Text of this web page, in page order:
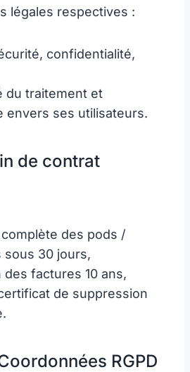
légales respectives :
confidentialité,
du traitement et
envers ses utilisateurs.
de contrat
des pods /
sous 30 jours,
factures 10 ans,
de suppression
RGPD